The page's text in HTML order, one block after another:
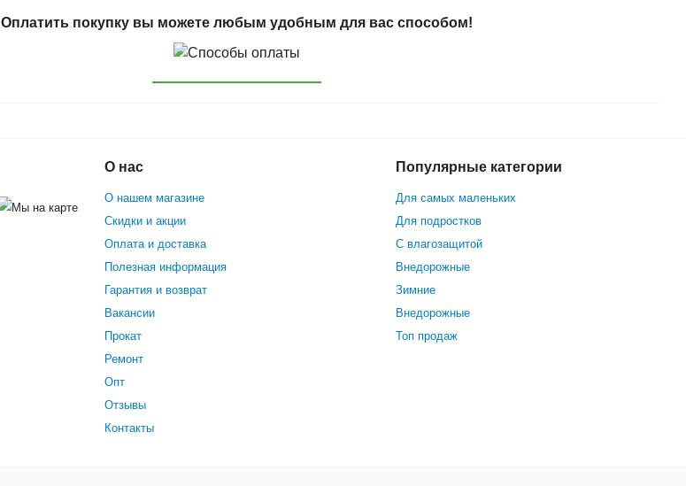
Оплатить покупку вы можете любым удобным для вас способом!
О нас
О нашем магазине
Скидки и акции
Оплата и доставка
Полезная информация
Гарантия и возврат
Вакансии
Прокат
Ремонт
Опт
Отзывы
Контакты
Популярные категории
Для самых маленьких
Для подростков
С влагозащитой
Внедорожные
Зимние
Внедорожные
Топ продаж